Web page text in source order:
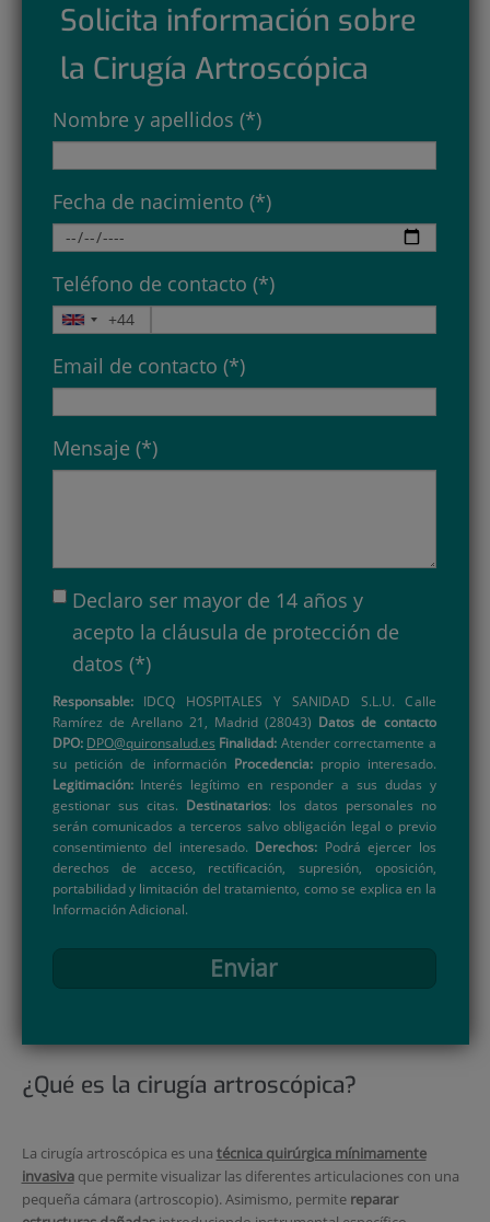
Solicita información sobre
la Cirugía Artroscópica
Nombre y apellidos (*)
Fecha de nacimiento (*)
Teléfono de contacto (*)
Email de contacto (*)
Mensaje (*)
Declaro ser mayor de 14 años y
acepto la cláusula de protección de
datos (*)
Responsable:IDCQ HOSPITALES Y SANIDAD S.L.U. Calle
Ramírez de Arellano 21, Madrid (28043) Datos de contacto
DPO: DPO@quironsalud.es Finalidad: Atender correctamente a
su petición de información Procedencia:propio interesado.
Legitimación:Interés legítimo en responder a sus dudas y
gestionar sus citas. Destinatarios: los datos personales no
serán comunicados a terceros salvo obligación legal o previo
consentimiento del interesado. Derechos: Podrá ejercer los
derechos de acceso, rectificación, supresión, oposición,
portabilidad y limitación del tratamiento, como se explica en la
Información Adicional.
Enviar
¿Qué es la cirugía artroscópica?
La cirugía artroscópica es una técnica quirúrgica mínimamente
invasivaque permite visualizar las diferentes articulaciones con una
pequeña cámara (artroscopio). Asimismo, permite reparar